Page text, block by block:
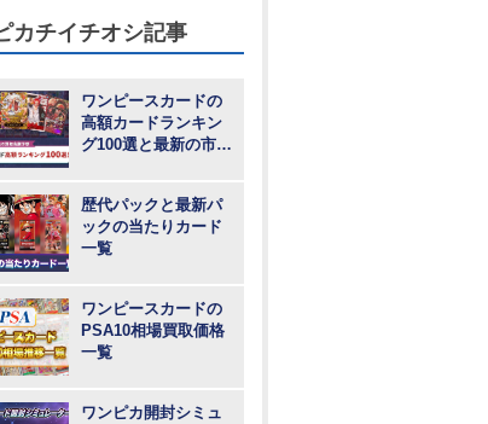
カチイチオシ記事
ワンピースカードの
高額カードランキン
グ100選と最新の市場
歴代パックと最新パ
ックの当たりカード
一覧
ワンピースカードの
PSA10相場買取価格
一覧
ワンピカ開封シミュ